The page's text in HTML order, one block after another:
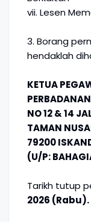
vii. Lesen
3. Borang
hendaklah
KETUA
NO 12 & 14
TAMAN
79200
(U/P:
Tarikh tutup
2026 (Rabu).